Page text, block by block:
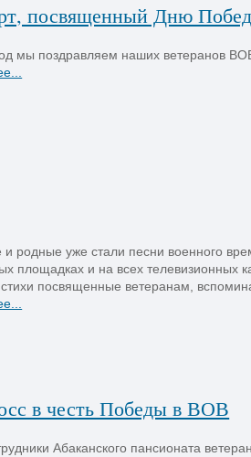
посвященный Дню
мы поздравляем наших ветеранов
родные уже стали песни военного
площадках и на всех телевизионных
посвященные ветеранам,
в честь Победы в ВОВ
Абаканского пансионата